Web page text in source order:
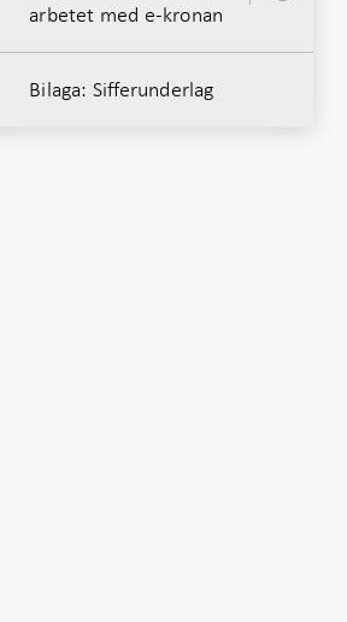
arbetet med e-kronan
Bilaga: Sifferunderlag